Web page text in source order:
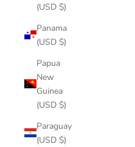
(USD $)
Panama
(USD $)
Papua
New
Guinea
(USD $)
Paraguay
(USD $)